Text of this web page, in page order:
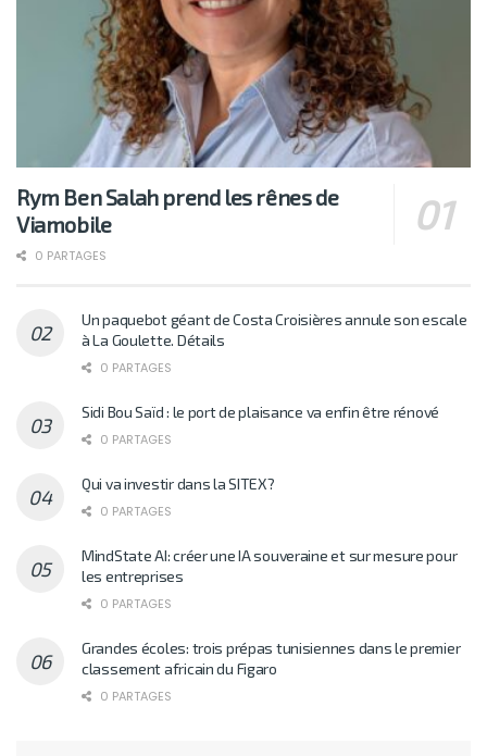
Rym Ben Salah prend les rênes de
Viamobile
0 PARTAGES
Un paquebot géant de Costa Croisières annule son escale
à La Goulette. Détails
0 PARTAGES
Sidi Bou Saïd : le port de plaisance va enfin être rénové
0 PARTAGES
Qui va investir dans la SITEX?
0 PARTAGES
MindState AI: créer une IA souveraine et sur mesure pour
les entreprises
0 PARTAGES
Grandes écoles: trois prépas tunisiennes dans le premier
classement africain du Figaro
0 PARTAGES